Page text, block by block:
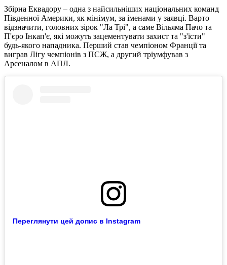
Збірна Еквадору – одна з найсильніших національних команд
Південної Америки, як мінімум, за іменами у заявці. Варто
відзначити, головних зірок "Ла Трі", а саме Вільяма Пачо та
П'єро Інкап'є, які можуть зацементувати захист та "з'їсти"
будь-якого нападника. Перший став чемпіоном Франції та
виграв Лігу чемпіонів з ПСЖ, а другий тріумфував з
Арсеналом в АПЛ.
Переглянути цей допис в Instagram